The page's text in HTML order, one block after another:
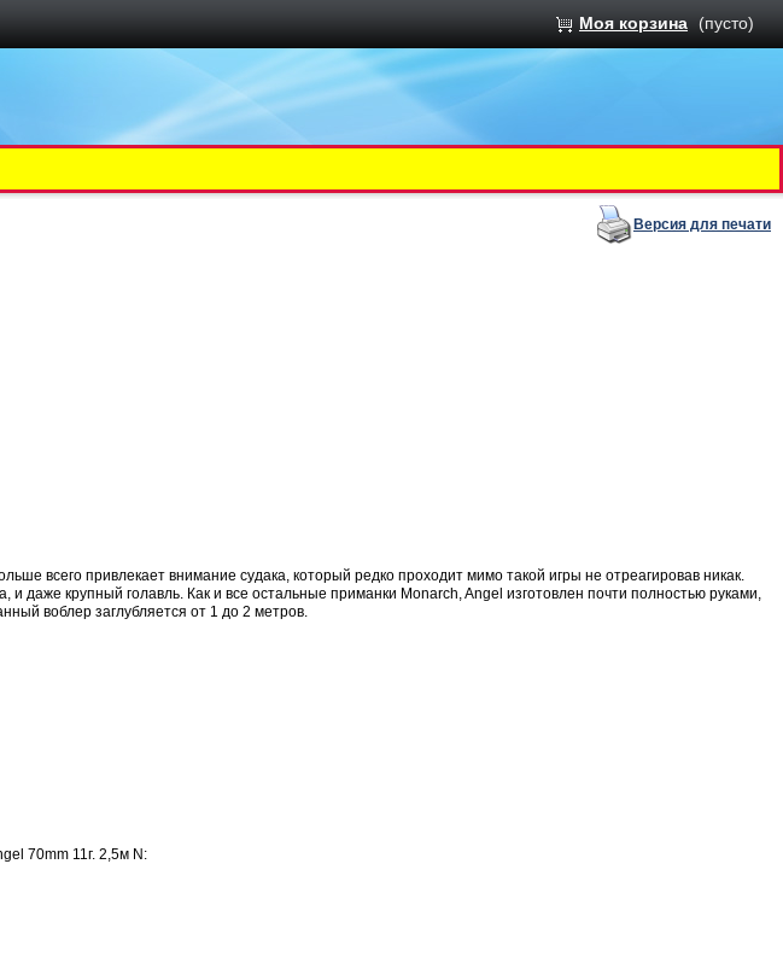
Моя корзина (пусто)
Версия для печати
всего привлекает внимание судака, который редко проходит мимо такой игры не отреагировав никак.
даже крупный голавль. Как и все остальные приманки Monarch, Angel изготовлен почти полностью руками,
воблер заглубляется от 1 до 2 метров.
70mm 11г. 2,5м N: